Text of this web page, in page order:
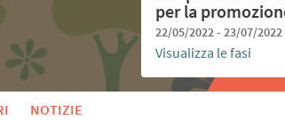
per la
22/05/2022 - 23/07/2022
Visualizza le fasi
NOTIZIE